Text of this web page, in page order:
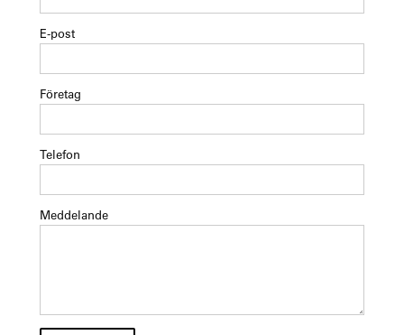
E-post
Företag
Telefon
Meddelande